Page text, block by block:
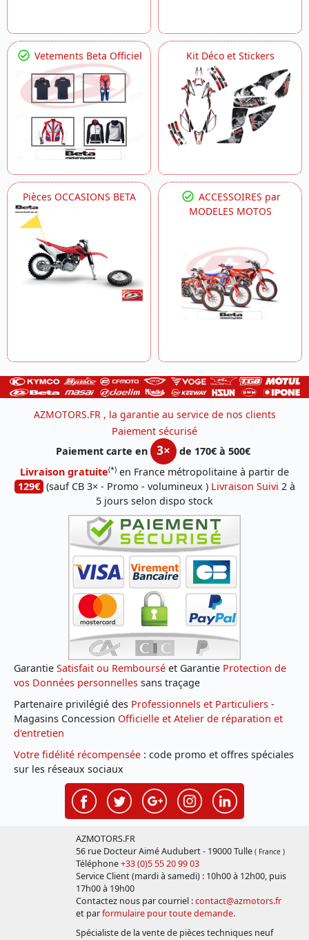
Vetements Beta Officiel Kit Déco et Stickers
Pièces OCCASIONS BETA
ACCESSOIRES par
MODELES MOTOS
AZMOTORS.FR , la garantie au service de nos clients
Paiement sécurisé
Paiement carte en
3×
de 170€ à 500€
Livraison gratuite(*) en France métropolitaine à partir de
129€ (sauf CB 3× - Promo - volumineux ) Livraison Suivi 2 à
5 jours selon dispo stock
Garantie Satisfait ou Remboursé et Garantie Protection de
vos Données personnelles sans traçage
Partenaire privilégié des Professionnels et Particuliers -
Magasins Concession Officielle et Atelier de réparation et
d'entretien
Votre fidélité récompensée : code promo et offres spéciales
sur les réseaux sociaux
AZMOTORS.FR
56 rue Docteur Aimé Audubert - 19000 Tulle ( France )
Téléphone+33 (0)5 55 20 99 03
Service Client (mardi à samedi) : 10h00 à 12h00, puis
17h00 à 19h00
Contactez nous par courriel :contact@azmotors.fr
et parformulaire pour toute demande.
Spécialiste de la vente de pièces techniques neuf